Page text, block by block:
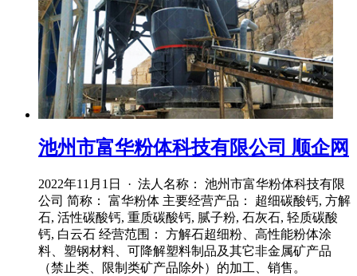
池州市富华粉体科技有限公司 顺企网
2022年11月1日 · 法人名称： 池州市富华粉体科技有限
公司 简称： 富华粉体 主要经营产品： 超细碳酸钙, 方解
石, 活性碳酸钙, 重质碳酸钙, 腻子粉, 石灰石, 轻质碳酸
钙, 白云石 经营范围： 方解石超细粉、高性能粉体涂
料、塑钢材料、可降解塑料制品及其它非金属矿产品
（禁止类、限制类矿产品除外）的加工、销售。